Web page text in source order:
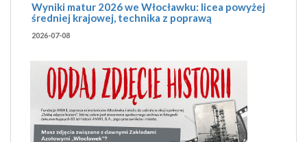
Wyniki matur 2026 we Włocławku: licea powyżej
średniej krajowej, technika z poprawą
2026-07-08